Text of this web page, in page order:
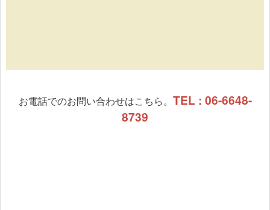
お電話でのお問い合わせはこちら。 TEL : 06-6648-
8739